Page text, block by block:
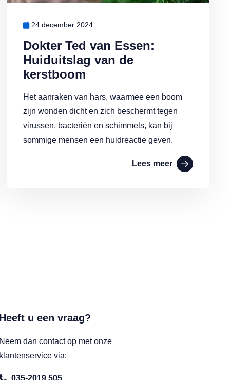
Dokter Ted van Essen:
Huiduitslag van de
kerstboom
24 december 2024
Het aanraken van hars, waarmee een boom
zijn wonden dicht en zich beschermt tegen
virussen, bacteriën en schimmels, kan bij
sommige mensen een huidreactie geven.
Lees meer
u een vraag?
dan contact op met onze
via:
035-2019 505